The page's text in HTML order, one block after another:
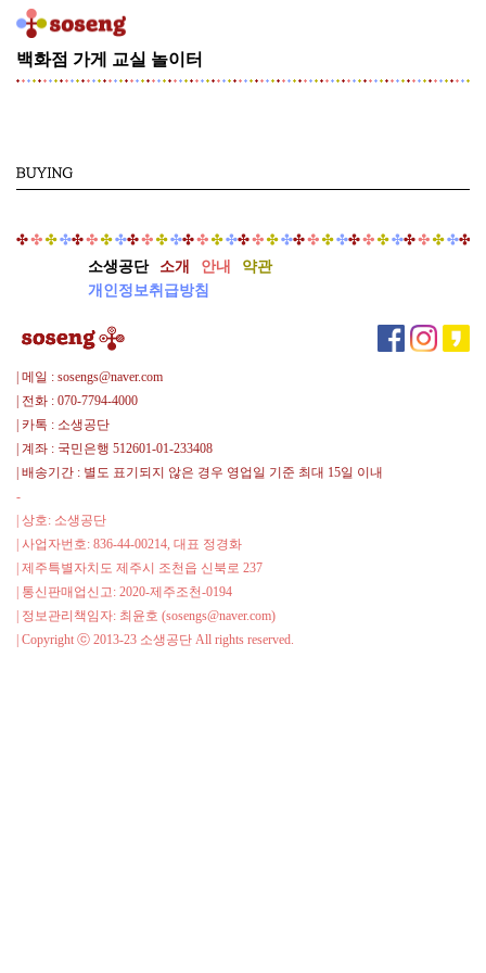
[기
획
가
용
전]
김
종
필
의
SNOW
CLASS
선
글
라
스
클
백화점 가게 교실 놀이터
소생공단 소개 안내
약관
개인정보취급방침
| 메일 : sosengs@naver.com
| 전화 : 070-7794-4000
| 카톡 : 소생공단
| 계좌 : 국민은행 512601-01-233408
| 배송기간 : 별도 표기되지 않은 경우 영업일 기준 최대 15일 이내
-
| 상호: 소생공단
| 사업자번호: 836-44-00214, 대표 정경화
| 제주특별자치도 제주시 조천읍 신북로 237
| 통신판매업신고: 2020-제주조천-0194
| 정보관리책임자: 최윤호 (sosengs@naver.com)
| Copyright ⓒ 2013-23 소생공단 All rights reserved.